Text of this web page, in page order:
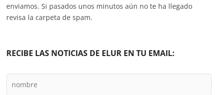
enviamos. Si pasados unos minutos aún no te ha llegado
revisa la carpeta de spam.
RECIBE LAS NOTICIAS DE ELUR EN TU EMAIL: